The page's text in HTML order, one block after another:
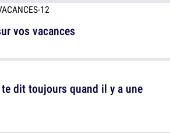
dit toujours quand il y a une
vos vacances